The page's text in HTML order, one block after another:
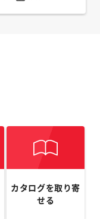
カタログを取り寄
せる